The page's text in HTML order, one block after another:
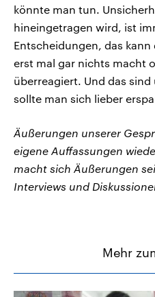
könnte man tun.
hineingetragen wird, ist
Entscheidungen, das
erst mal gar nichts macht
überreagiert. Und das
sollte man sich lieber
Äußerungen unserer
eigene Auffassungen
macht sich Äußerungen
Interviews und
Mehr